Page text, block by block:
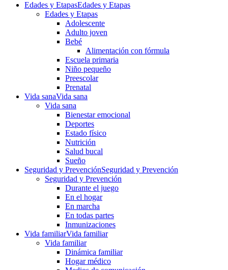
Edades y EtapasEdades y Etapas
Edades y Etapas
Adolescente
Adulto joven
Bebé
Alimentación con fórmula
Escuela primaria
Niño pequeño
Preescolar
Prenatal
Vida sanaVida sana
Vida sana
Bienestar emocional
Deportes
Estado físico
Nutrición
Salud bucal
Sueño
Seguridad y PrevenciónSeguridad y Prevención
Seguridad y Prevención
Durante el juego
En el hogar
En marcha
En todas partes
Inmunizaciones
Vida familiarVida familiar
Vida familiar
Dinámica familiar
Hogar médico